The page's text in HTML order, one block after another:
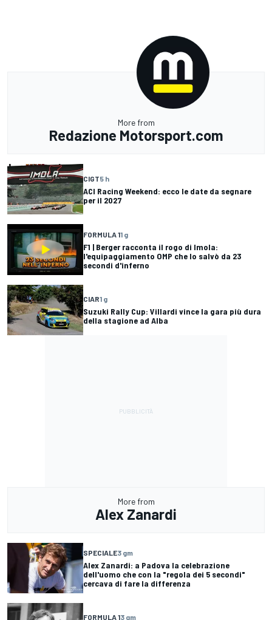
More from
Redazione Motorsport.com
CIGT5 h
ACI Racing Weekend: ecco le date da segnare
per il 2027
FORMULA 11 g
F1 | Berger racconta il rogo di Imola:
l'equipaggiamento OMP che lo salvò da 23
secondi d'inferno
CIAR1 g
Suzuki Rally Cup: Villardi vince la gara più dura
della stagione ad Alba
More from
Alex Zanardi
SPECIALE3 gm
Alex Zanardi: a Padova la celebrazione
dell'uomo che con la "regola dei 5 secondi"
cercava di fare la differenza
FORMULA 13 gm